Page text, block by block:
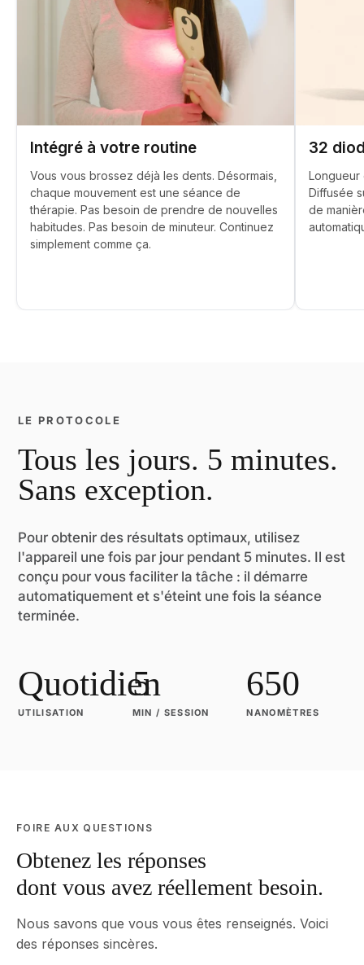
Intégré à votre routine
Vous vous brossez déjà les dents. Désormais,
chaque mouvement est une séance de
thérapie. Pas besoin de prendre de nouvelles
habitudes. Pas besoin de minuteur. Continuez
simplement comme ça.
32
Longueur
Diffusée
de
LE PROTOCOLE
Tous les jours. 5 minutes.
Sans exception.
Pour obtenir des résultats optimaux, utilisez
l'appareil une fois par jour pendant 5 minutes. Il est
conçu pour vous faciliter la tâche : il démarre
automatiquement et s'éteint une fois la séance
terminée.
Quotidien
UTILISATION
5
MIN / SESSION
650
NANOMÈTRES
FOIRE AUX QUESTIONS
Obtenez les réponses
dont vous avez réellement besoin.
Nous savons que vous vous êtes renseignés. Voici
des réponses sincères.